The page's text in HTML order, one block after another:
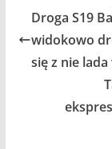
Droga S19
widokowo
się z nie